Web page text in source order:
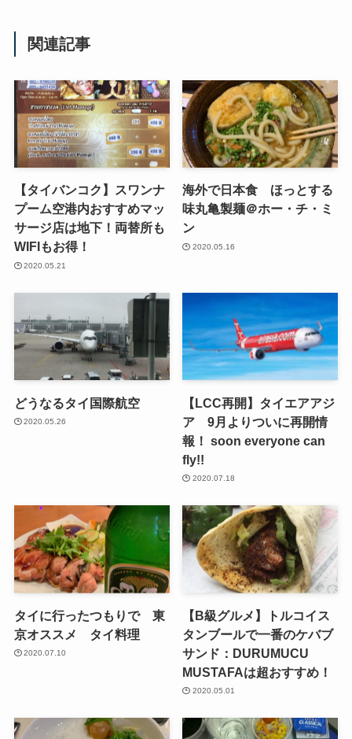
関連記事
【タイバンコク】スワンナ
プーム空港内おすすめマッ
サージ店は地下！両替所も
WIFIもお得！
2020.05.21
海外で日本食 ほっとする
味丸亀製麺＠ホー・チ・ミ
ン
2020.05.16
どうなるタイ国際航空
2020.05.26
【LCC再開】タイエアアジ
ア 9月よりついに再開情
報！ soon everyone can
fly!!
2020.07.18
タイに行ったつもりで 東
京オススメ タイ料理
2020.07.10
【B級グルメ】トルコイス
タンブールで一番のケバブ
サンド：DURUMUCU
MUSTAFAは超おすすめ！
2020.05.01